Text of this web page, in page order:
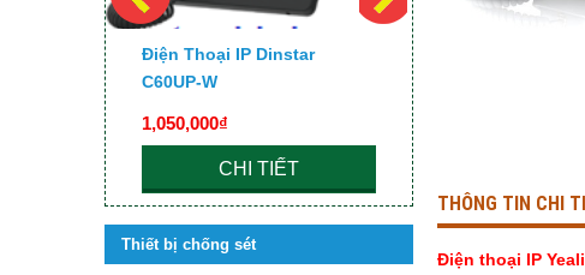
Điện Thoại IP Dinstar
C60UP-W
1,050,000₫
CHI TIẾT
Thiết bị chống sét
THÔNG TIN CHI
Điện thoại IP